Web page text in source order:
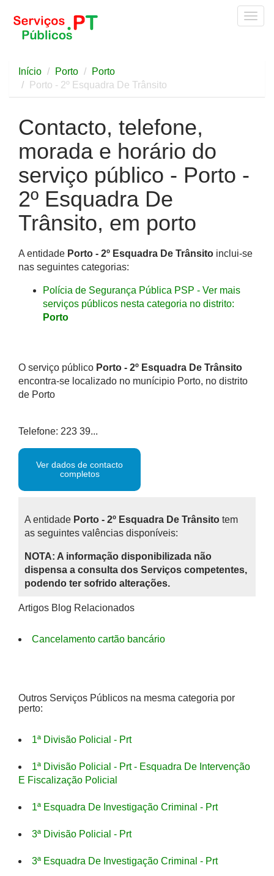
Início Porto
Porto
Porto - 2º Esquadra De Trânsito
Contacto, telefone,
morada e horário do
serviço público - Porto -
2º Esquadra De
Trânsito, em porto
A entidade Porto - 2º Esquadra De Trânsito inclui-se
nas seguintes categorias:
Polícia de Segurança Pública PSP - Ver mais
serviços públicos nesta categoria no distrito:
Porto
O serviço público Porto - 2º Esquadra De Trânsito
encontra-se localizado no munícipio Porto, no distrito
de Porto
Telefone: 223 39...
Ver dados de contacto
completos
A entidade Porto - 2º Esquadra De Trânsito tem
as seguintes valências disponíveis:
NOTA: A informação disponibilizada não
dispensa a consulta dos Serviços competentes,
podendo ter sofrido alterações.
Artigos Blog Relacionados
Cancelamento cartão bancário
Outros Serviços Públicos na mesma categoria por
perto:
1ª Divisão Policial - Prt
1ª Divisão Policial - Prt - Esquadra De Intervenção
E Fiscalização Policial
1ª Esquadra De Investigação Criminal - Prt
3ª Divisão Policial - Prt
3ª Esquadra De Investigação Criminal - Prt